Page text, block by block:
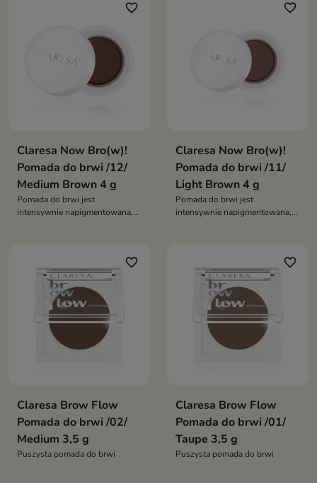
favorite_border
Claresa Now Bro(w)!
Pomada do brwi /12/
Medium Brown 4 g
Pomada do brwi jest
intensywnie napigmentowana,
favorite_border
Claresa Now Bro(w)!
Pomada do brwi /11/
Light Brown 4 g
Pomada do brwi jest
intensywnie napigmentowana,
favorite_border
Claresa Brow Flow
Pomada do brwi /02/
Medium 3,5 g
Puszysta pomada do brwi
favorite_border
Claresa Brow Flow
Pomada do brwi /01/
Taupe 3,5 g
Puszysta pomada do brwi